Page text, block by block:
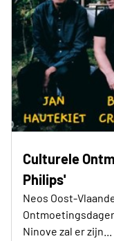
Culturele
Philips'
Neos Oost-
Ninove zal er